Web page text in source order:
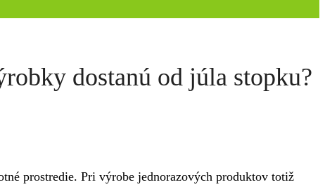
dostanú od júla stopku?
prostredie. Pri výrobe jednorazových produktov totiž